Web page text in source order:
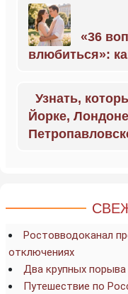
«36
влюбиться»:
Узнать,
Йорке,
Ростовводоканал
отключениях
Два крупных
Путешествие по